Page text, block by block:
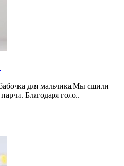
для мальчика.Мы сшили
Благодаря голо..